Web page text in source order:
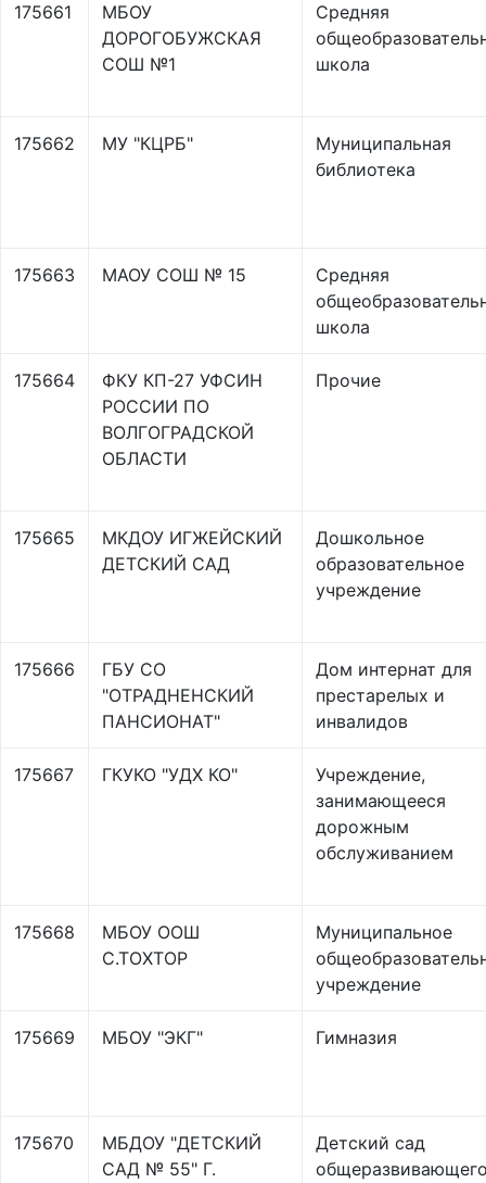
175661
МБОУ
ДОРОГОБУЖСКАЯ
СОШ №1
Средняя
школа
175662 МУ "КЦРБ"
Муниципальная
библиотека
175663 МАОУ СОШ № 15
Средняя
школа
175664
ФКУ КП-27 УФСИН
РОССИИ ПО
ВОЛГОГРАДСКОЙ
ОБЛАСТИ
Прочие
175665
МКДОУ ИГЖЕЙСКИЙ
ДЕТСКИЙ САД
Дошкольное
образовательное
учреждение
175666
ГБУ СО
"ОТРАДНЕНСКИЙ
ПАНСИОНАТ"
Дом интернат для
престарелых и
инвалидов
175667 ГКУКО "УДХ КО"
Учреждение,
занимающееся
дорожным
обслуживанием
175668
МБОУ ООШ
С.ТОХТОР
Муниципальное
учреждение
175669 МБОУ "ЭКГ" Гимназия
175670
МБДОУ "ДЕТСКИЙ
САД № 55" Г.
Детский сад